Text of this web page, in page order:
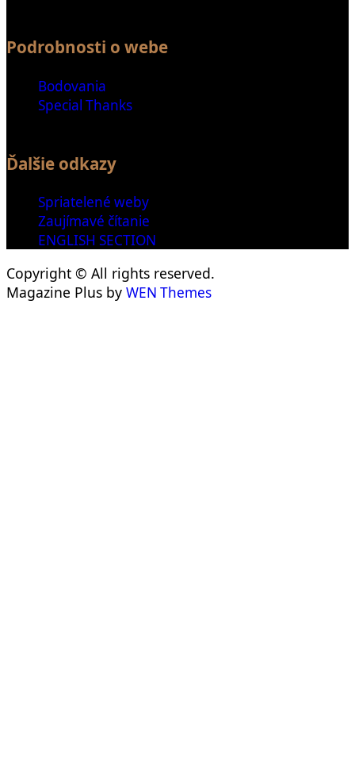
Podrobnosti o webe
Bodovania
Special Thanks
Ďalšie odkazy
Spriatelené weby
Zaujímavé čítanie
ENGLISH SECTION
Copyright © All rights reserved.
Magazine Plus by WEN Themes